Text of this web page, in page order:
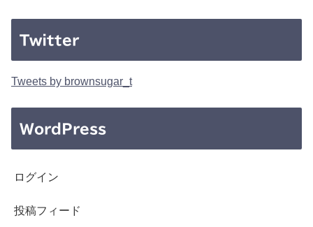
Twitter
Tweets by brownsugar_t
WordPress
ログイン
投稿フィード